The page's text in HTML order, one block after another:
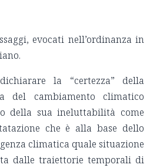
evocati nell’ordinanza in
la “certezza” della
del cambiamento climatico
della sua ineluttabilità come
che è alla base dello
climatica quale situazione
dalle traiettorie temporali di